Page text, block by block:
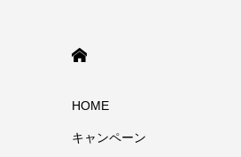
HOME
キャンペーン